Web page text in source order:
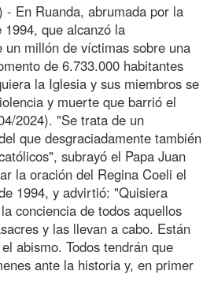
- En Ruanda, abrumada por la
que alcanzó la
un millón de víctimas sobre una
de 6.733.000 habitantes
la Iglesia y sus miembros se
y muerte que barrió el
2024). "Se trata de un
que desgraciadamente también
subrayó el Papa Juan
la oración del Regina Coeli el
1994, y advirtió: "Quisiera
conciencia de todos aquellos
y las llevan a cabo. Están
abismo. Todos tendrán que
ante la historia y, en primer